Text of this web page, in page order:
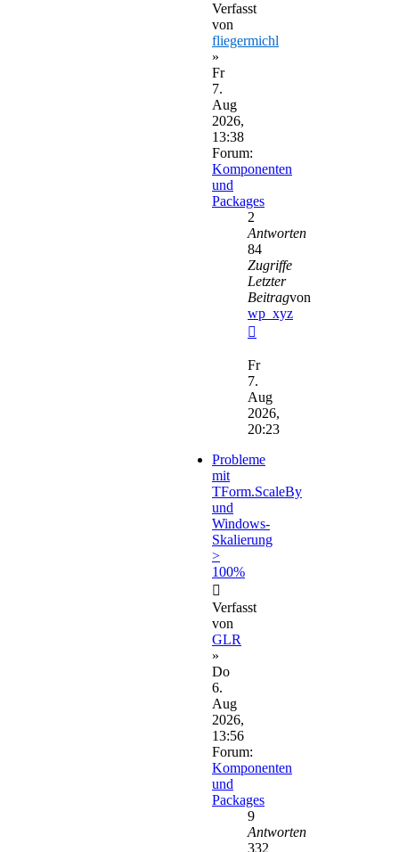
Verfasst
von
fliegermichl
»
Fr
7.
Aug
2026,
13:38
Forum:
Komponenten
und
Packages
2
Antworten
84
Zugriffe
Letzter
Beitragvon
wp_xyz
Beitrag
Fr
7.
Aug
2026,
20:23
Probleme
mit
TForm.ScaleBy
und
Windows-
Skalierung
>
100%
Verfasst
von
GLR
»
Do
6.
Aug
2026,
13:56
Forum:
Komponenten
und
Packages
9
Antworten
332